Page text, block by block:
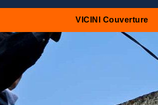
VICINI Couverture